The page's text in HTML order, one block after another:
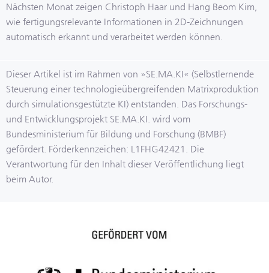
Nächsten Monat zeigen Christoph Haar und Hang Beom Kim,
wie fertigungsrelevante Informationen in 2D-Zeichnungen
automatisch erkannt und verarbeitet werden können.
Dieser Artikel ist im Rahmen von »SE.MA.KI« (Selbstlernende
Steuerung einer technologieübergreifenden Matrixproduktion
durch simulationsgestützte KI) entstanden. Das Forschungs-
und Entwicklungsprojekt SE.MA.KI. wird vom
Bundesministerium für Bildung und Forschung (BMBF)
gefördert. Förderkennzeichen: L1FHG42421. Die
Verantwortung für den Inhalt dieser Veröffentlichung liegt
beim Autor.